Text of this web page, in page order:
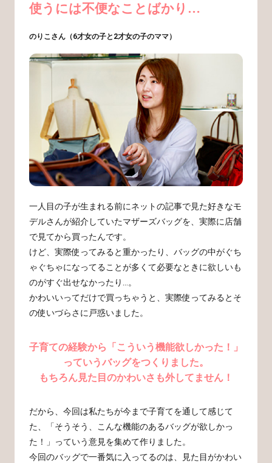
使うには不便なことばかり…
のりこさん（6才女の子と2才女の子のママ）
一人目の子が生まれる前にネットの記事で見た好きなモ
デルさんが紹介していたマザーズバッグを、実際に店舗
で見てから買ったんです。
けど、実際使ってみると重かったり、バッグの中がぐち
ゃぐちゃになってることが多くて必要なときに欲しいも
のがすぐ出せなかったり…。
かわいいってだけで買っちゃうと、実際使ってみるとそ
の使いづらさに戸惑いました。
子育ての経験から「こういう機能欲しかった！」
っていうバッグをつくりました。
もちろん見た目のかわいさも外してません！
だから、今回は私たちが今まで子育てを通して感じて
た、「そうそう、こんな機能のあるバッグが欲しかっ
た！」っていう意見を集めて作りました。
今回のバッグで一番気に入ってるのは、見た目がかわい